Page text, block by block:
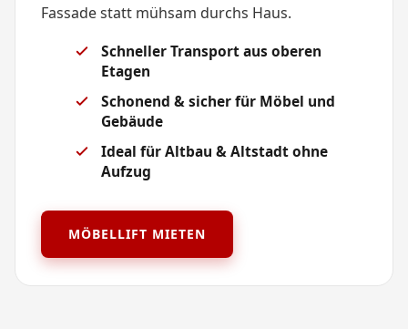
Fassade statt mühsam durchs Haus.
Schneller Transport aus oberen
Etagen
Schonend & sicher für Möbel und
Gebäude
Ideal für Altbau & Altstadt ohne
Aufzug
MÖBELLIFT MIETEN